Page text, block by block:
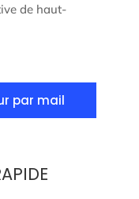
de haut-
par mail